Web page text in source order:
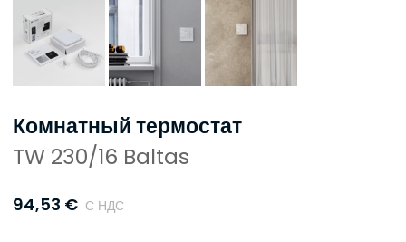
Комнатный термостат
TW 230/16 Baltas
94,53 € С НДС